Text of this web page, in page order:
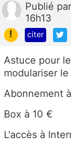
Publié par
16h13
!
citer
Astuce pour
modulariser
Abonnement
Box à 10 €
L'accès à